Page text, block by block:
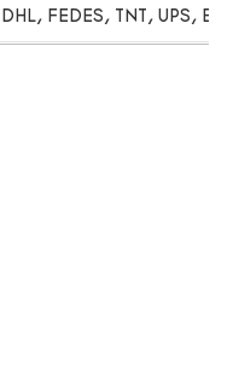
DHL, FEDES, TNT, UPS, EMS